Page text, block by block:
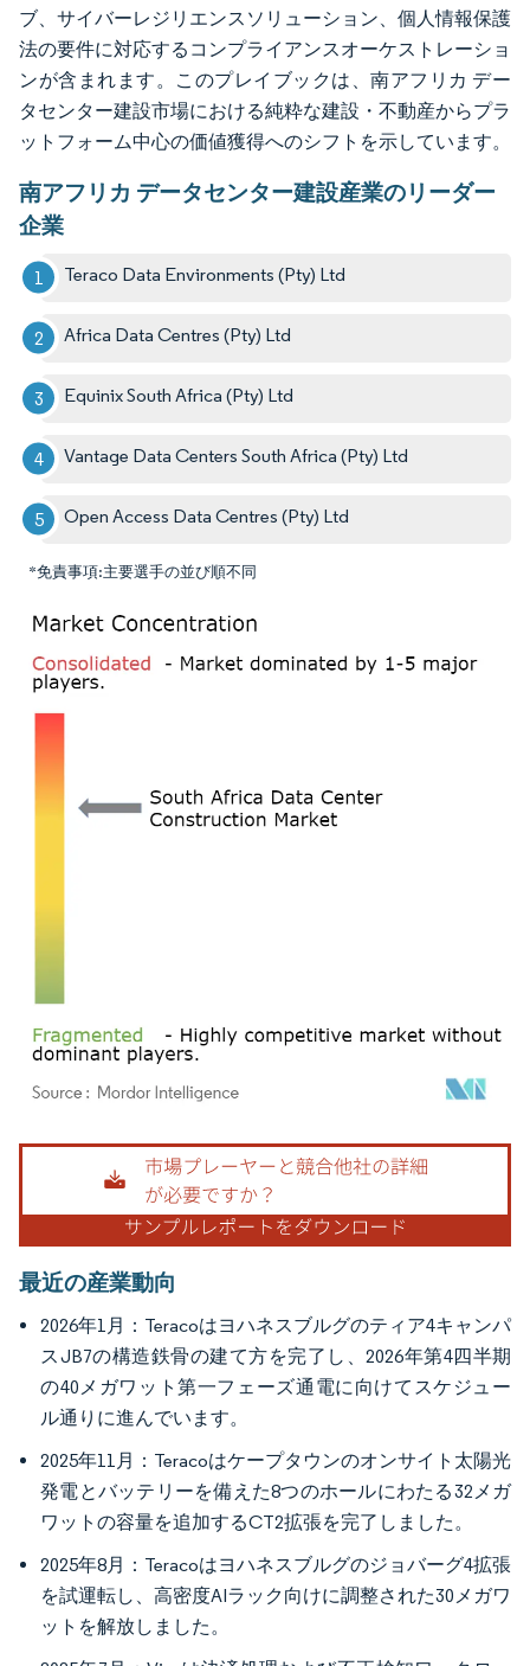
ブ、サイバーレジリエンスソリューション、個人情報保護
法の要件に対応するコンプライアンスオーケストレーショ
ンが含まれます。このプレイブックは、南アフリカ デー
タセンター建設市場における純粋な建設・不動産からプラ
ットフォーム中心の価値獲得へのシフトを示しています。
南アフリカ データセンター建設産業のリーダー
企業
Teraco Data Environments (Pty) Ltd
Africa Data Centres (Pty) Ltd
Equinix South Africa (Pty) Ltd
Vantage Data Centers South Africa (Pty) Ltd
Open Access Data Centres (Pty) Ltd
*免責事項:主要選手の並び順不同
画像 © Mordor Intelligence。再利用にはCC BY 4.0の表示が必要です。
最近の産業動向
2026年1月：Teracoはヨハネスブルグのティア4キャンパ
スJB7の構造鉄骨の建て方を完了し、2026年第4四半期
の40メガワット第一フェーズ通電に向けてスケジュー
ル通りに進んでいます。
2025年11月：Teracoはケープタウンのオンサイト太陽光
発電とバッテリーを備えた8つのホールにわたる32メガ
ワットの容量を追加するCT2拡張を完了しました。
2025年8月：Teracoはヨハネスブルグのジョバーグ4拡張
を試運転し、高密度AIラック向けに調整された30メガワ
ットを解放しました。